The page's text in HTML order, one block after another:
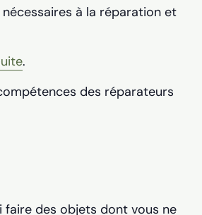
à la réparation et
.
des réparateurs
des objets dont vous ne